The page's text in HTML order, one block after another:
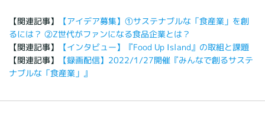
【関連記事】 【アイデア募集】①サステナブルな「食産業」を創
るには？ ②Z世代がファンになる食品企業とは？
【関連記事】 【インタビュー】『Food Up Island』の取組と課題
【関連記事】 【録画配信】2022/1/27開催『みんなで創るサステ
ナブルな「食産業」』